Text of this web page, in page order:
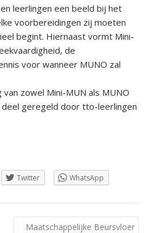
leerlingen een beeld bij het
voorbereidingen zij moeten
begint. Hiernaast vormt Mini-
de
voor wanneer MUNO zal
zowel Mini-MUN als MUNO
geregeld door tto-leerlingen
Twitter WhatsApp
Maatschappelijke Beursvloer